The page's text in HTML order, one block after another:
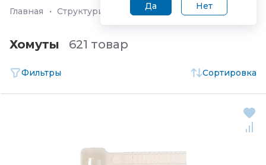
Да Нет
Главная · Структурированная кабельная система (СКС)
Хомуты 621 товар
Фильтры Сортировка